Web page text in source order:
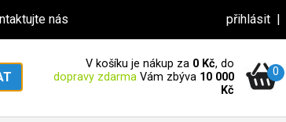
nás přihlásit |
V košíku je nákup za 0 Kč, do
dopravy zdarma Vám zbýva 10 000
Kč
0